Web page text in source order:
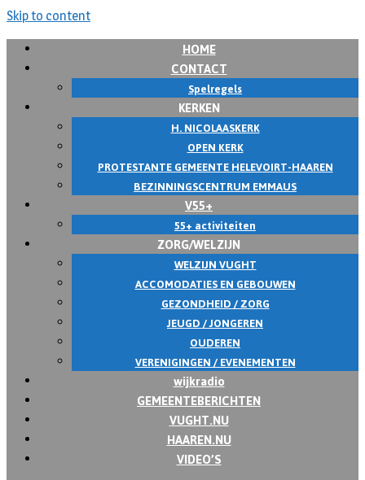
Skip to content
HOME
CONTACT
Spelregels
KERKEN
H. NICOLAASKERK
OPEN KERK
PROTESTANTE GEMEENTE HELEVOIRT-HAAREN
BEZINNINGSCENTRUM EMMAUS
V55+
55+ activiteiten
ZORG/WELZIJN
WELZIJN VUGHT
ACCOMODATIES EN GEBOUWEN
GEZONDHEID / ZORG
JEUGD / JONGEREN
OUDEREN
VERENIGINGEN / EVENEMENTEN
wijkradio
GEMEENTEBERICHTEN
VUGHT.NU
HAAREN.NU
VIDEO’S